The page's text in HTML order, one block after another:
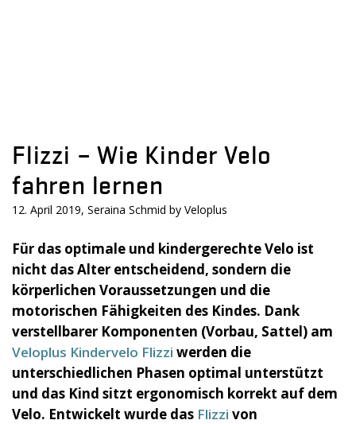
Flizzi – Wie Kinder Velo
fahren lernen
12. April 2019, Seraina Schmid by Veloplus
Für das optimale und kindergerechte Velo ist
nicht das Alter entscheidend, sondern die
körperlichen Voraussetzungen und die
motorischen Fähigkeiten des Kindes. Dank
verstellbarer Komponenten (Vorbau, Sattel) am
Veloplus Kindervelo Flizzi werden die
unterschiedlichen Phasen optimal unterstützt
und das Kind sitzt ergonomisch korrekt auf dem
Velo. Entwickelt wurde das Flizzi von